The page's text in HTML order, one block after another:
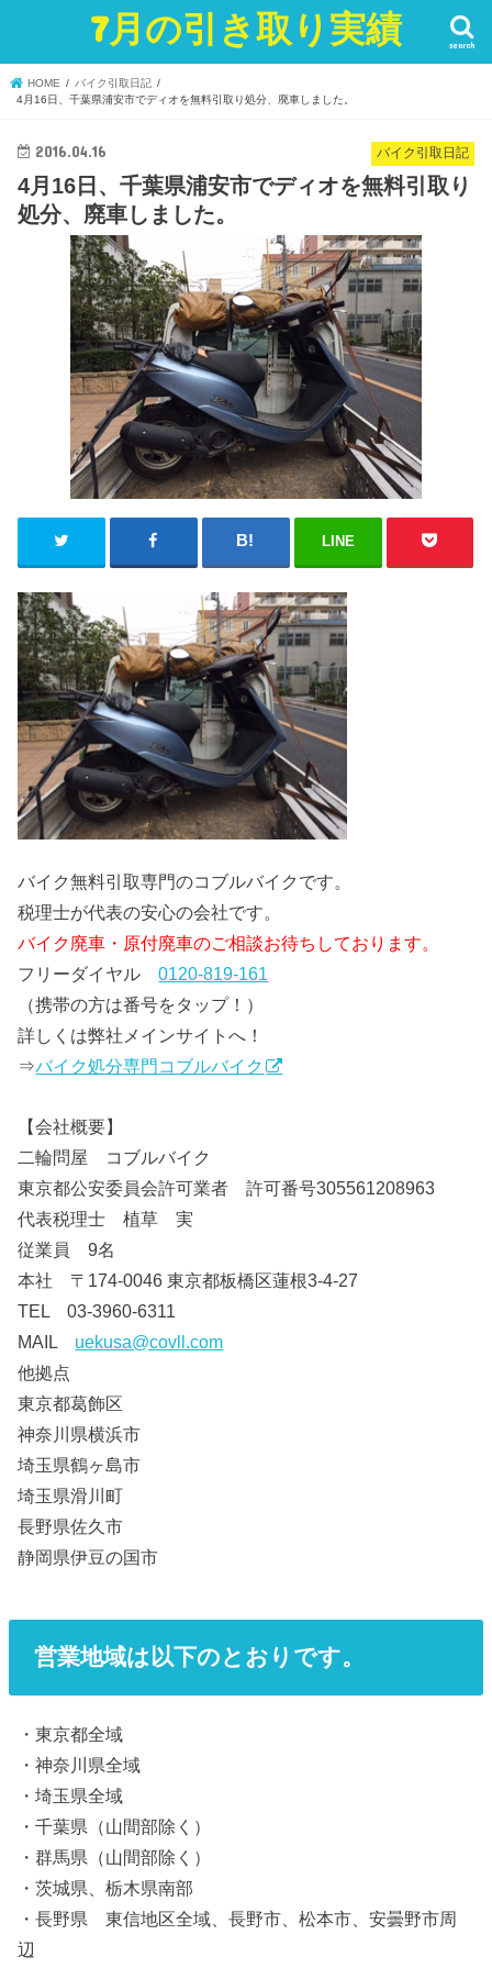
7月の引き取り実績 search
HOME
バイク引取日記
4月16日、千葉県浦安市でディオを無料引取り処分、廃車しました。
バイク引取日記
2016.04.16
4月16日、千葉県浦安市でディオを無料引取り
処分、廃車しました。
LINE
バイク無料引取専門のコブルバイクです。
税理士が代表の安心の会社です。
バイク廃車・原付廃車のご相談お待ちしております。
フリーダイヤル0120-819-161
（携帯の方は番号をタップ！）
詳しくは弊社メインサイトへ！
⇒バイク処分専門コブルバイク
【会社概要】
二輪問屋 コブルバイク
東京都公安委員会許可業者 許可番号305561208963
代表税理士 植草 実
従業員 9名
本社 〒174-0046 東京都板橋区蓮根3-4-27
TEL 03-3960-6311
MAIL uekusa@covll.com
他拠点
東京都葛飾区
神奈川県横浜市
埼玉県鶴ヶ島市
埼玉県滑川町
長野県佐久市
静岡県伊豆の国市
営業地域は以下のとおりです。
・東京都全域
・神奈川県全域
・埼玉県全域
・千葉県（山間部除く）
・群馬県（山間部除く）
・茨城県、栃木県南部
・長野県 東信地区全域、長野市、松本市、安曇野市周
辺